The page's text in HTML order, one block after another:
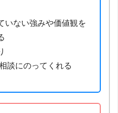
いない強みや価値観を
談にのってくれる